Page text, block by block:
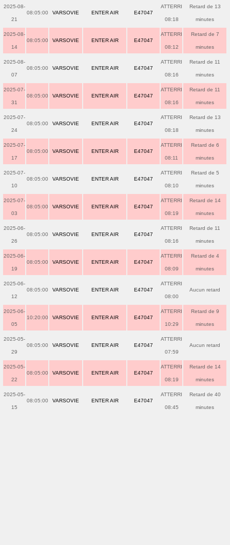
2025-08-
21
08:05:00 VARSOVIE ENTER AIR E47047
ATTERRI
08:18
Retard de 13
minutes
2025-08-
14
08:05:00 VARSOVIE ENTER AIR E47047
ATTERRI
08:12
Retard de 7
minutes
2025-08-
07
08:05:00 VARSOVIE ENTER AIR E47047
ATTERRI
08:16
Retard de 11
minutes
2025-07-
31
08:05:00 VARSOVIE ENTER AIR E47047
ATTERRI
08:16
Retard de 11
minutes
2025-07-
24
08:05:00 VARSOVIE ENTER AIR E47047
ATTERRI
08:18
Retard de 13
minutes
2025-07-
17
08:05:00 VARSOVIE ENTER AIR E47047
ATTERRI
08:11
Retard de 6
minutes
2025-07-
10
08:05:00 VARSOVIE ENTER AIR E47047
ATTERRI
08:10
Retard de 5
minutes
2025-07-
03
08:05:00 VARSOVIE ENTER AIR E47047
ATTERRI
08:19
Retard de 14
minutes
2025-06-
26
08:05:00 VARSOVIE ENTER AIR E47047
ATTERRI
08:16
Retard de 11
minutes
2025-06-
19
08:05:00 VARSOVIE ENTER AIR E47047
ATTERRI
08:09
Retard de 4
minutes
2025-06-
12
08:05:00 VARSOVIE ENTER AIR E47047
ATTERRI
08:00
Aucun retard
2025-06-
05
10:20:00 VARSOVIE ENTER AIR E47047
ATTERRI
10:29
Retard de 9
minutes
2025-05-
29
08:05:00 VARSOVIE ENTER AIR E47047
ATTERRI
07:59
Aucun retard
2025-05-
22
08:05:00 VARSOVIE ENTER AIR E47047
ATTERRI
08:19
Retard de 14
minutes
2025-05-
15
08:05:00 VARSOVIE ENTER AIR E47047
ATTERRI
08:45
Retard de 40
minutes